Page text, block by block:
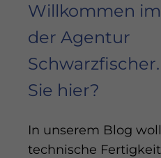
Willkommen
der Agentur
Sie hier?
In unserem Blog
technische